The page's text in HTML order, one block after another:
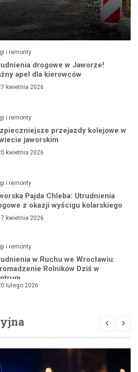
i remonty
drogowe w Jaworze!
apel dla kierowców
kwietnia 2026
i remonty
przejazdy kolejowe w
jaworskim
kwietnia 2026
i remonty
Pajda Chleba: Utrudnienia
z okazji wyścigu kolarskiego
kwietnia 2026
i remonty
w Ruchu we Wrocławiu:
Rolników Dziś w
lutego 2026